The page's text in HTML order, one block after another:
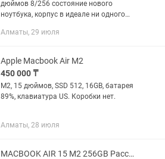
дюймов 8/256 состояние нового
ноутбука, корпус в идеале ни одного
разъемы зарядка все работают
Алматы, 29 июля
Apple Macbook Air M2
450 000 ₸
M2, 15 дюймов, SSD 512, 16GB, батарея
89%, клавиатура US. Коробки нет.
Алматы, 28 июля
MACBOOK AIR 15 M2 256GB Рассрочка Гарантия Магазин Red Geek